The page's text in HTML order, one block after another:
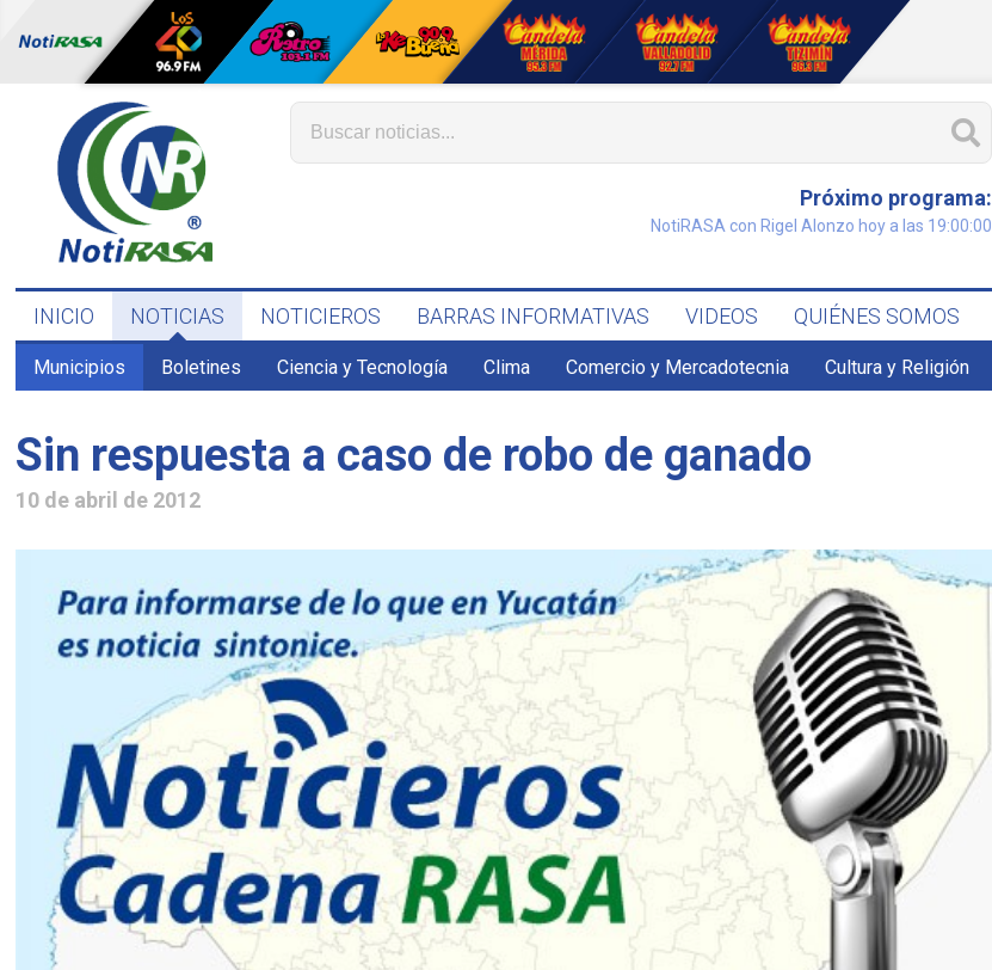
Próximo programa:
NotiRASA con Rigel Alonzo hoy a las 19:00:00
INICIO NOTICIAS NOTICIEROS BARRAS INFORMATIVAS VIDEOS QUIÉNES SOMOS
Municipios Boletines Ciencia y Tecnología Clima Comercio y Mercadotecnia Cultura y Religión
Sin respuesta a caso de robo de ganado
10 de abril de 2012